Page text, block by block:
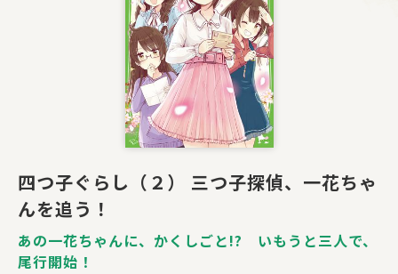
四つ子ぐらし（２） 三つ子探偵、一花ちゃ
んを追う！
あの一花ちゃんに、かくしごと!? いもうと三人で、
尾行開始！